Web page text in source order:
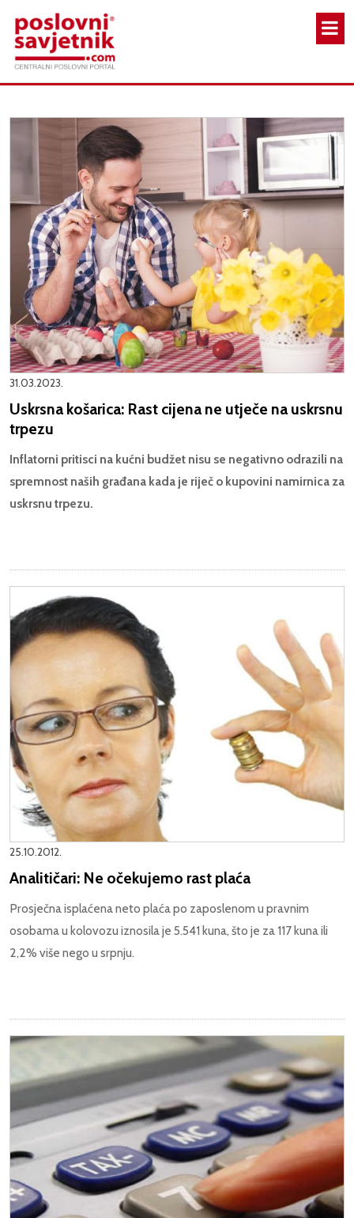
31.03.2023.
Uskrsna košarica: Rast cijena ne utječe na uskrsnu
trpezu
Inflatorni pritisci na kućni budžet nisu se negativno odrazili na
spremnost naših građana kada je riječ o kupovini namirnica za
uskrsnu trpezu.
25.10.2012.
Analitičari: Ne očekujemo rast plaća
Prosječna isplaćena neto plaća po zaposlenom u pravnim
osobama u kolovozu iznosila je 5.541 kuna, što je za 117 kuna ili
2,2% više nego u srpnju.